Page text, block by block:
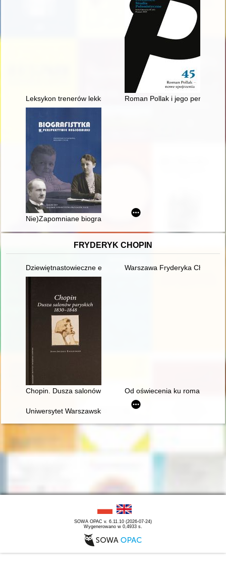
Leksykon trenerów lekkiej atletyki olimpijskiej reprezentacji
Roman Pollak i jego
Nie)Zapomniane biografie kobiet aktywnych zawodowo i
FRYDERYK CHOPIN
Dziewiętnastowieczne edycje dzieł Fryderyka Chopina jako
Warszawa Fryderyka Chopina
Chopin. Dusza salonów paryskich 1830-1848
Od oświecenia ku
Uniwersytet Warszawski i młody Chopin
SOWA OPAC v. 6.11.10 (2026-07-24)
Wygenerowano w 0,4933 s.